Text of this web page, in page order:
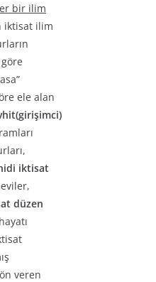
bir ilim
iktisat ilim
ele alan
iktisat
düzen
veren